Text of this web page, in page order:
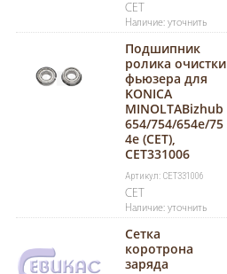
CET
Наличие: уточнить
Подшипник
ролика очистки
фьюзера для
KONICA
MINOLTABizhub
654/754/654e/75
4e (CET),
CET331006
Артикул: CET331006
CET
Наличие: уточнить
Сетка
коротрона
заряда